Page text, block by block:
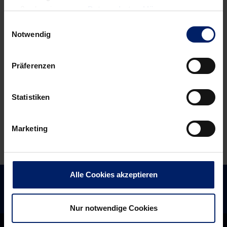
außerdem in unsererDatenschutzerklärung.
Notwendig
Präferenzen
Statistiken
Marketing
Alle Cookies akzeptieren
Nur notwendige Cookies